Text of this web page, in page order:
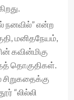
நனவில்” என்ற
மனிதநேயம்,
கவின்மிகு
தொகுதிகள்.
“லில்லி